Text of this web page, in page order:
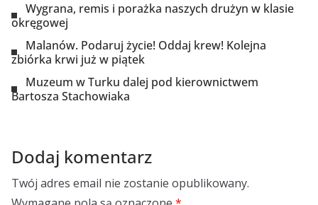
Wygrana, remis i porażka naszych drużyn w klasie
okręgowej
Malanów. Podaruj życie! Oddaj krew! Kolejna
zbiórka krwi już w piątek
Muzeum w Turku dalej pod kierownictwem
Bartosza Stachowiaka
Dodaj komentarz
Twój adres email nie zostanie opublikowany.